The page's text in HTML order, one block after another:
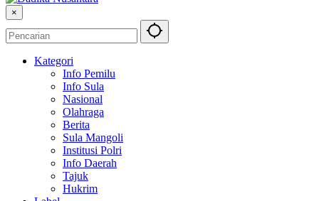
×
Kategori
Info Pemilu
Info Sula
Nasional
Olahraga
Berita
Sula Mangoli
Institusi Polri
Info Daerah
Tajuk
Hukrim